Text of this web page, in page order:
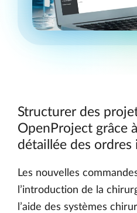
Structurer des
OpenProject grâce
détaillée des
Les nouvelles
l’introduction de la
l’aide des systèmes